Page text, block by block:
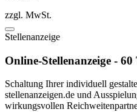
zzgl. MwSt.
Stellenanzeige
Online-Stellenanzeige - 60
Schaltung Ihrer individuell
stellenanzeigen.de und
wirkungsvollen